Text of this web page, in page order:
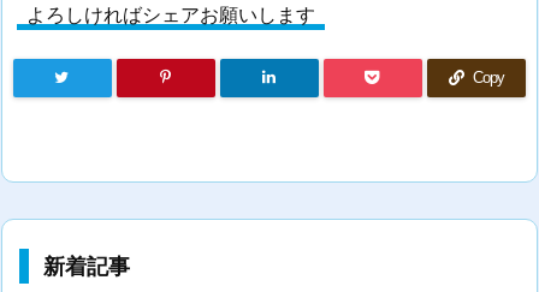
よろしければシェアお願いします
Copy
新着記事